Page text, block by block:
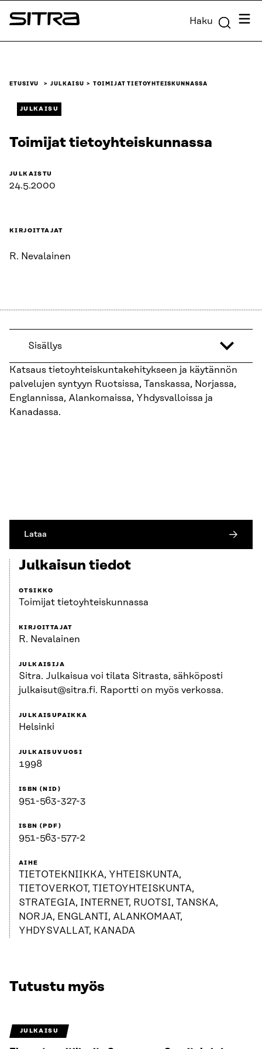
Siirry
suoraan
Sitra Haku
ETUSIVU JULKAISU TOIMIJAT TIETOYHTEISKUNNASSA
JULKAISU
Toimijat tietoyhteiskunnassa
JULKAISTU
24.5.2000
KIRJOITTAJAT
R. Nevalainen
Sisällys
Katsaus tietoyhteiskuntakehitykseen ja käytännön
palvelujen syntyyn Ruotsissa, Tanskassa, Norjassa,
Englannissa, Alankomaissa, Yhdysvalloissa ja
Kanadassa.
Lataa
Julkaisun tiedot
OTSIKKO
Toimijat tietoyhteiskunnassa
KIRJOITTAJAT
R. Nevalainen
JULKAISIJA
Sitra. Julkaisua voi tilata Sitrasta, sähköposti
julkaisut@sitra.fi. Raportti on myös verkossa.
JULKAISUPAIKKA
Helsinki
JULKAISUVUOSI
1998
ISBN (NID)
951-563-327-3
ISBN (PDF)
951-563-577-2
AIHE
TIETOTEKNIIKKA, YHTEISKUNTA,
TIETOVERKOT, TIETOYHTEISKUNTA,
STRATEGIA, INTERNET, RUOTSI, TANSKA,
NORJA, ENGLANTI, ALANKOMAAT,
YHDYSVALLAT, KANADA
Tutustu myös
JULKAISU